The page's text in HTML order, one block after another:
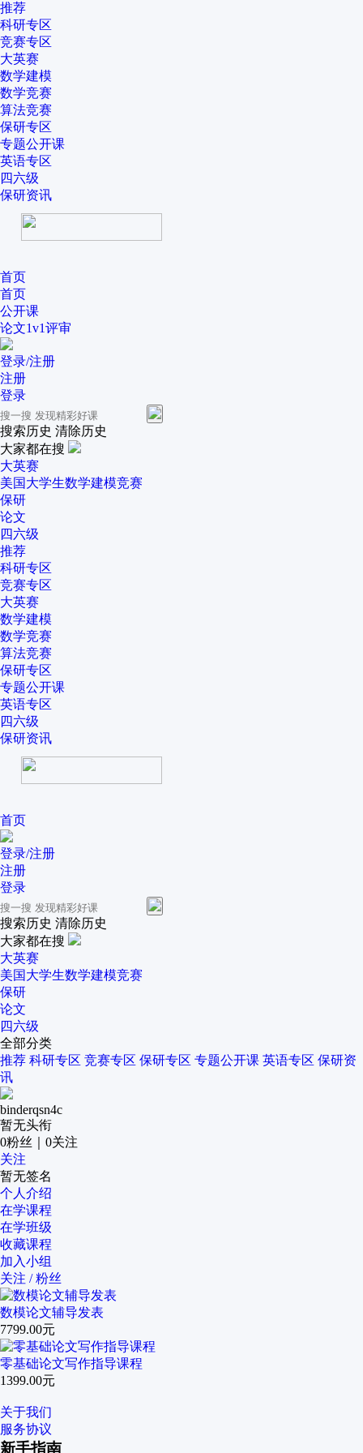
推荐
科研专区
竞赛专区
大英赛
数学建模
数学竞赛
算法竞赛
保研专区
专题公开课
英语专区
四六级
保研资讯
首页
首页
公开课
论文1v1评审
登录/注册
注册
登录
搜索历史 清除历史
大家都在搜
大英赛
美国大学生数学建模竞赛
保研
论文
四六级
推荐
科研专区
竞赛专区
大英赛
数学建模
数学竞赛
算法竞赛
保研专区
专题公开课
英语专区
四六级
保研资讯
首页
登录/注册
注册
登录
搜索历史 清除历史
大家都在搜
大英赛
美国大学生数学建模竞赛
保研
论文
四六级
全部分类
推荐 科研专区 竞赛专区 保研专区 专题公开课 英语专区 保研资
讯
binderqsn4c
暂无头衔
0粉丝 0关注
关注
暂无签名
个人介绍
在学课程
在学班级
收藏课程
加入小组
关注 / 粉丝
数模论文辅导发表
7799.00元
零基础论文写作指导课程
1399.00元
关于我们
服务协议
新手指南